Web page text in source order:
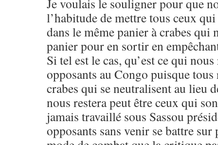
l’habitude de mettre tous ceux
dans le même panier à crabes qui
panier pour en sortir en
Si tel est le cas, qu’est ce qui
opposants au Congo puisque
crabes qui se neutralisent au lieu
nous restera peut être ceux qui
jamais travaillé sous Sassou
opposants sans venir se battre sur